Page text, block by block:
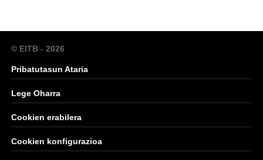
© EITB - 2026
Pribatutasun Ataria
Lege Oharra
Cookien erabilera
Cookien konfigurazioa